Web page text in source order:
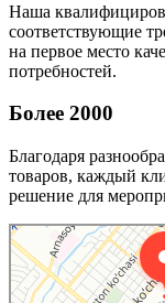
Наша
соответствующие
на первое место
потребностей.
Более 2000
Благодаря
товаров, каждый
решение для